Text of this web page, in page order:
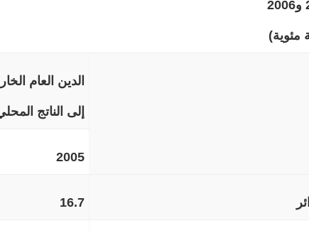
مئوية)
الدين العام
إلى الناتج
2005
16.7